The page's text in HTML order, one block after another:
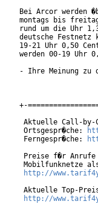
Bei Arcor werden
montags bis
rund um die Uhr
deutsche Festnetz
19-21 Uhr 0,50
werden 00-19 Uhr
- Ihre Meinung zu
+-
Aktuelle Call-by-
Ortsgespr�che:
Ferngespr�che:
Preise f�r Anrufe
Mobilfunknetze
http://
Aktuelle Top-
http://